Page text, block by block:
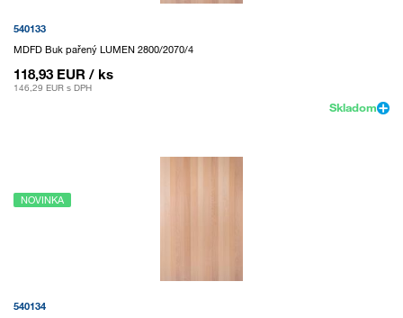
540133
MDFD Buk pařený LUMEN 2800/2070/4
118,93 EUR / ks
146,29 EUR s DPH
Skladom
NOVINKA
540134